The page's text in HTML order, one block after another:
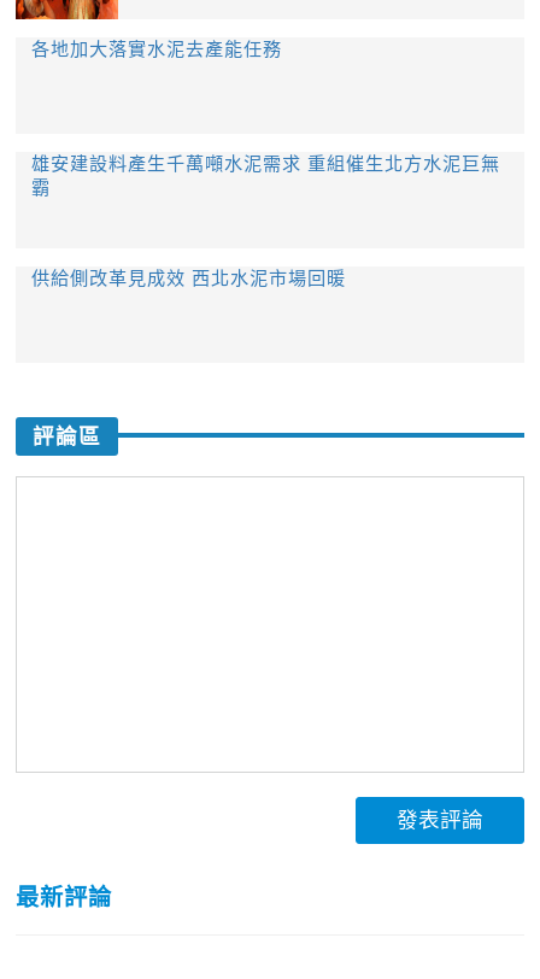
各地加大落實水泥去產能任務
雄安建設料產生千萬噸水泥需求 重組催生北方水泥巨無
霸
供給側改革見成效 西北水泥市場回暖
評論區
發表評論
最新評論